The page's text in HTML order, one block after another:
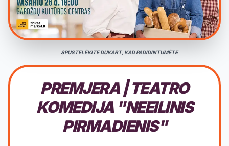
SPUSTELĖKITE DUKART, KAD PADIDINTUMĖTE
PREMJERA | TEATRO
KOMEDIJA "NEEILINIS
PIRMADIENIS"